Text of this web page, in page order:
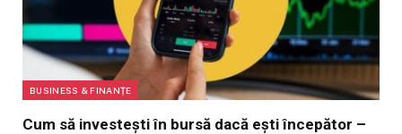
BUSINESS & FINANȚE
Cum să investești în bursă dacă ești începător –